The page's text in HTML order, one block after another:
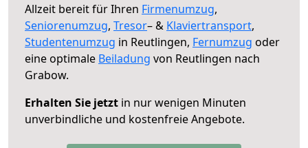
Allzeit bereit für Ihren Firmenumzug,
Seniorenumzug, Tresor– & Klaviertransport,
Studentenumzug in Reutlingen, Fernumzug oder
eine optimale Beiladung von Reutlingen nach
Grabow.
Erhalten Sie jetzt in nur wenigen Minuten
unverbindliche und kostenfreie Angebote.